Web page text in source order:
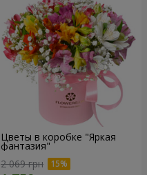
Цветы в коробке "Яркая
фантазия"
2 069 грн